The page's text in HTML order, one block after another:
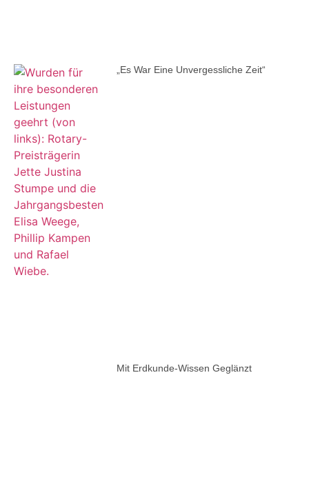
„Es War Eine Unvergessliche Zeit“
Mit Erdkunde-Wissen Geglänzt